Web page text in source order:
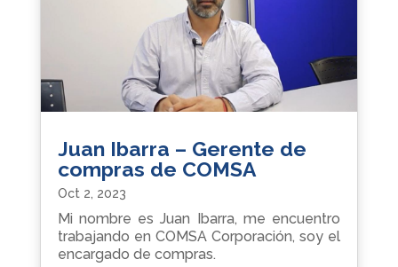
Juan Ibarra – Gerente de
compras de COMSA
Oct 2, 2023
Mi nombre es Juan Ibarra, me encuentro
trabajando en COMSA Corporación, soy el
encargado de compras.